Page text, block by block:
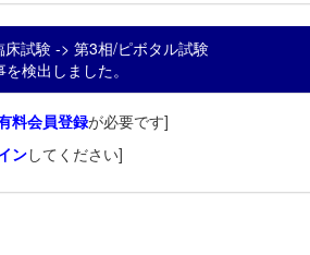
試験 -> 第3相/ピボタル試験
検出しました。
料会員登録が必要です]
ンしてください]